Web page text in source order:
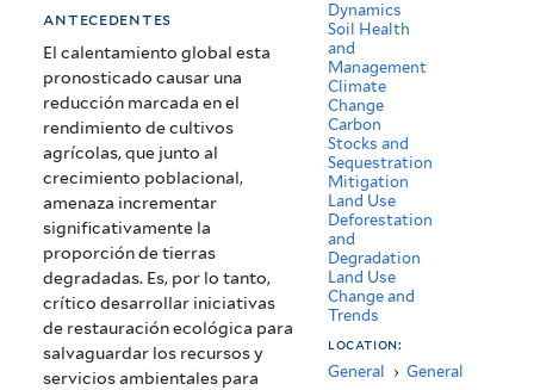
de
modelo?
antecedentes
El calentamiento global esta
pronosticado causar una
reducción marcada en el
rendimiento de cultivos
agrícolas, que junto al
crecimiento poblacional,
amenaza incrementar
significativamente la
proporción de tierras
degradadas. Es, por lo tanto,
crítico desarrollar iniciativas
de restauración ecológica para
salvaguardar los recursos y
servicios ambientales para
Dynamics
Soil Health
and
Management
Climate
Change
Carbon
Stocks and
Sequestration
Mitigation
Land Use
Deforestation
and
Degradation
Land Use
Change and
Trends
location:
General › General